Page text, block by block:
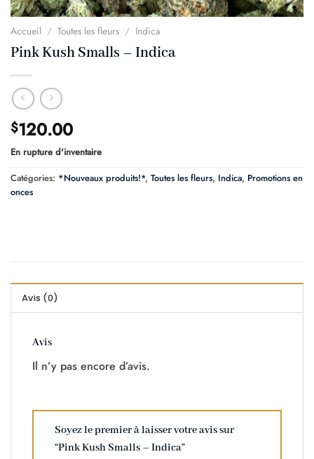
Accueil / Toutes les fleurs / Indica
Pink Kush Smalls – Indica
$120.00
En rupture d'inventaire
Catégories: *Nouveaux produits!*, Toutes les fleurs, Indica, Promotions en
onces
Avis (0)
Avis
Il n’y pas encore d’avis.
Soyez le premier à laisser votre avis sur
“Pink Kush Smalls – Indica”